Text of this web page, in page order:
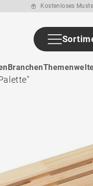
Kostenloses
Branchen